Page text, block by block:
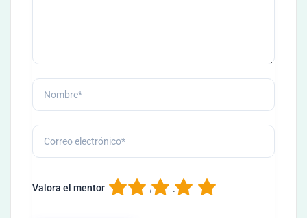
Valora el mentor 5
4
3
2
1